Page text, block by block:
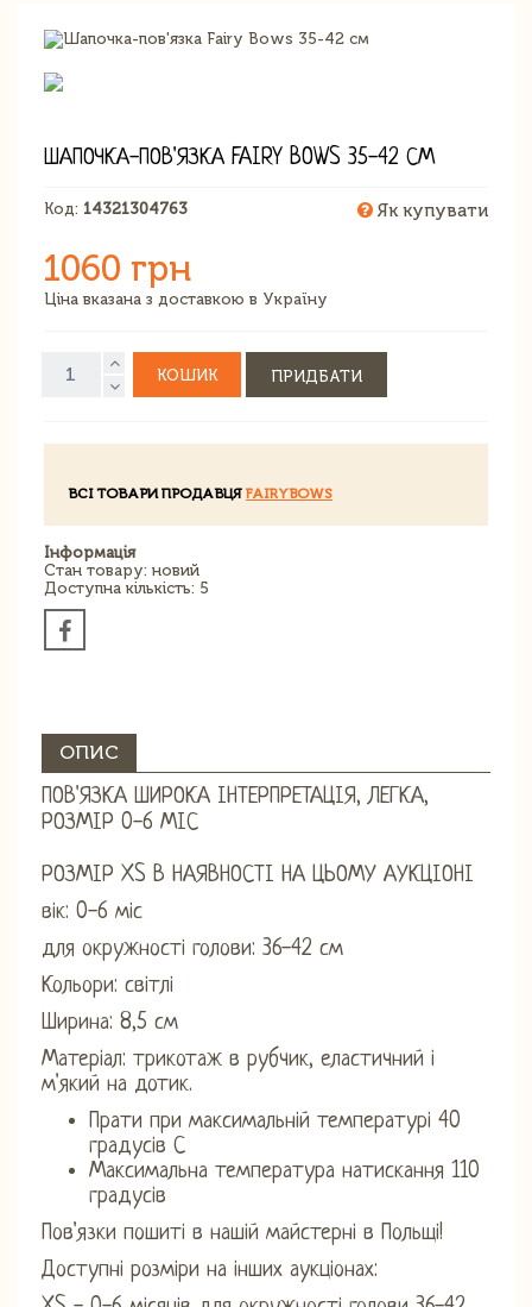
ШАПОЧКА-ПОВ'ЯЗКА FAIRY BOWS 35-42 СМ
Код: 14321304763 Як купувати
1060 грн
Ціна вказана з доставкою в Україну
КОШИК ПРИДБАТИ
ВСІ ТОВАРИ ПРОДАВЦЯ FAIRYBOWS
Інформація
Стан товару: новий
Доступна кількість: 5
ОПИС
ПОВ'ЯЗКА ШИРОКА ІНТЕРПРЕТАЦІЯ, ЛЕГКА,
РОЗМІР 0-6 МІС
РОЗМІР XS В НАЯВНОСТІ НА ЦЬОМУ АУКЦІОНІ
вік: 0-6 міс
для окружності голови: 36-42 см
Кольори: світлі
Ширина: 8,5 см
Матеріал: трикотаж в рубчик, еластичний і
м'який на дотик.
Прати при максимальній температурі 40
градусів С
Максимальна температура натискання 110
градусів
Пов'язки пошиті в нашій майстерні в Польщі!
Доступні розміри на інших аукціонах: